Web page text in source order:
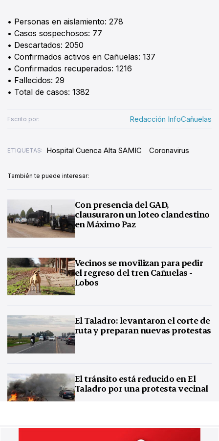
• Personas en aislamiento: 278
• Casos sospechosos: 77
• Descartados: 2050
• Confirmados activos en Cañuelas: 137
• Confirmados recuperados: 1216
• Fallecidos: 29
• Total de casos: 1382
Escrito por: Redacción InfoCañuelas
ETIQUETAS: Hospital Cuenca Alta SAMIC Coronavirus
También te puede interesar:
Con presencia del GAD,
clausuraron un loteo clandestino
en Máximo Paz
Vecinos se movilizan para pedir
el regreso del tren Cañuelas -
Lobos
El Taladro: levantaron el corte de
ruta y preparan nuevas protestas
El tránsito está reducido en El
Taladro por una protesta vecinal